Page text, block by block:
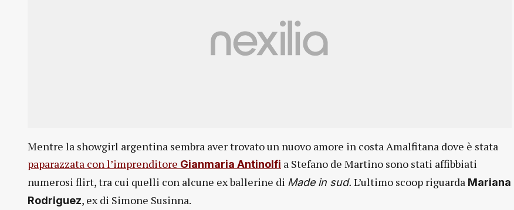
Mentre la showgirl argentina sembra aver trovato un nuovo amore in costa Amalfitana dove è stata
paparazzata con l’imprenditore Gianmaria Antinolfi a Stefano de Martino sono stati affibbiati
numerosi flirt, tra cui quelli con alcune ex ballerine di Made in sud. L’ultimo scoop riguarda Mariana
Rodriguez, ex di Simone Susinna.